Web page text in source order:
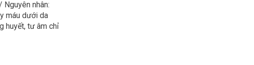
Nguyên nhân:
máu dưới da
huyết, tư âm chỉ